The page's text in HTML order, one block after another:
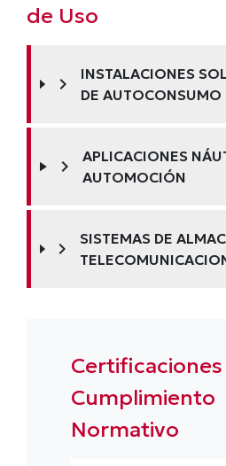
de Uso
chevron_right
INSTALACIONES
DE AUTOCONSUMO
chevron_right
APLICACIONES
AUTOMOCIÓN
chevron_right
SISTEMAS DE
Cumplimiento
Normativo